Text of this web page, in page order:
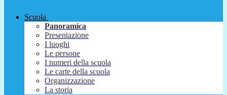
Scuola
Panoramica
Presentazione
I luoghi
Le persone
I numeri della scuola
Le carte della scuola
Organizzazione
La storia